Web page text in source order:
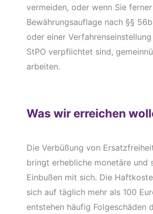
vermeiden, oder wenn Sie
Bewährungsauflage nach §§
oder einer
StPO verpflichtet sind,
arbeiten.
Was wir erreichen
Die Verbüßung von
bringt erhebliche monetäre und
Einbußen mit sich. Die
sich auf täglich mehr als 100
entstehen häufig Folgeschäden